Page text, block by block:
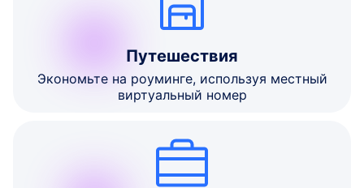
Путешествия
Экономьте на роуминге, используя местный
виртуальный номер